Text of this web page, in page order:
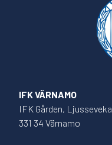
IFK VÄRNAMO
IFK Gården, Ljusseveka
331 34 Värnamo